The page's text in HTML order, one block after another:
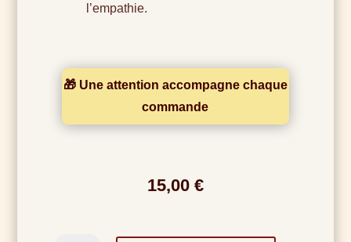
l’empathie.
🎁 Une attention accompagne chaque
commande
15,00 €